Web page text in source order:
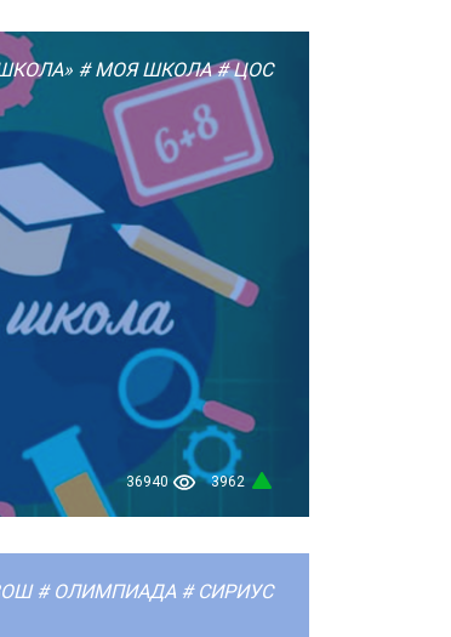
# МОЯ ШКОЛА # ЦОС
36940 3962
# ОЛИМПИАДА # СИРИУС